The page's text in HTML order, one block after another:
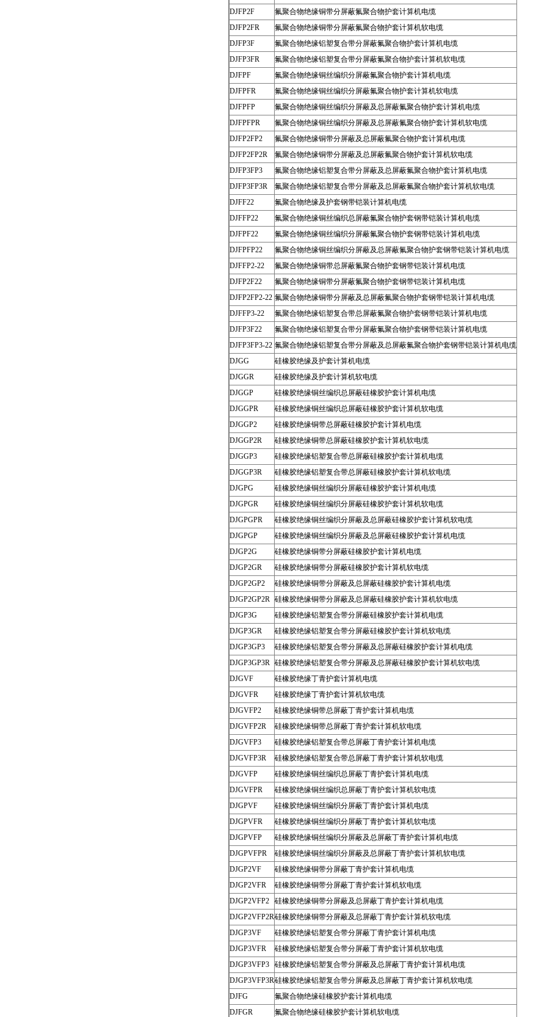
DJFP2F
氟聚合物绝缘铜带分屏蔽氟聚合物护套计算机电缆
DJFP2FR
氟聚合物绝缘铜带分屏蔽氟聚合物护套计算机软电缆
DJFP3F
氟聚合物绝缘铝塑复合带分屏蔽氟聚合物护套计算机电缆
DJFP3FR
氟聚合物绝缘铝塑复合带分屏蔽氟聚合物护套计算机软电缆
DJFPF
氟聚合物绝缘铜丝编织分屏蔽氟聚合物护套计算机电缆
DJFPFR
氟聚合物绝缘铜丝编织分屏蔽氟聚合物护套计算机软电缆
DJFPFP
氟聚合物绝缘铜丝编织分屏蔽及总屏蔽氟聚合物护套计算机电缆
DJFPFPR
氟聚合物绝缘铜丝编织分屏蔽及总屏蔽氟聚合物护套计算机软电缆
DJFP2FP2
氟聚合物绝缘铜带分屏蔽及总屏蔽氟聚合物护套计算机电缆
DJFP2FP2R
氟聚合物绝缘铜带分屏蔽及总屏蔽氟聚合物护套计算机软电缆
DJFP3FP3
氟聚合物绝缘铝塑复合带分屏蔽及总屏蔽氟聚合物护套计算机电缆
DJFP3FP3R
氟聚合物绝缘铝塑复合带分屏蔽及总屏蔽氟聚合物护套计算机软电缆
DJFF22
氟聚合物绝缘及护套钢带铠装计算机电缆
DJFFP22
氟聚合物绝缘铜丝编织总屏蔽氟聚合物护套钢带铠装计算机电缆
DJFPF22
氟聚合物绝缘铜丝编织分屏蔽氟聚合物护套钢带铠装计算机电缆
DJFPFP22
氟聚合物绝缘铜丝编织分屏蔽及总屏蔽氟聚合物护套钢带铠装计算机电缆
DJFFP2-22
氟聚合物绝缘铜带总屏蔽氟聚合物护套钢带铠装计算机电缆
DJFP2F22
氟聚合物绝缘铜带分屏蔽氟聚合物护套钢带铠装计算机电缆
DJFP2FP2-22 氟聚合物绝缘铜带分屏蔽及总屏蔽氟聚合物护套钢带铠装计算机电缆
DJFFP3-22
氟聚合物绝缘铝塑复合带总屏蔽氟聚合物护套钢带铠装计算机电缆
DJFP3F22
氟聚合物绝缘铝塑复合带分屏蔽氟聚合物护套钢带铠装计算机电缆
DJFP3FP3-22 氟聚合物绝缘铝塑复合带分屏蔽及总屏蔽氟聚合物护套钢带铠装计算机电缆
DJGG
硅橡胶绝缘及护套计算机电缆
DJGGR
硅橡胶绝缘及护套计算机软电缆
DJGGP
硅橡胶绝缘铜丝编织总屏蔽硅橡胶护套计算机电缆
DJGGPR
硅橡胶绝缘铜丝编织总屏蔽硅橡胶护套计算机软电缆
DJGGP2
硅橡胶绝缘铜带总屏蔽硅橡胶护套计算机电缆
DJGGP2R
硅橡胶绝缘铜带总屏蔽硅橡胶护套计算机软电缆
DJGGP3
硅橡胶绝缘铝塑复合带总屏蔽硅橡胶护套计算机电缆
DJGGP3R
硅橡胶绝缘铝塑复合带总屏蔽硅橡胶护套计算机软电缆
DJGPG
硅橡胶绝缘铜丝编织分屏蔽硅橡胶护套计算机电缆
DJGPGR
硅橡胶绝缘铜丝编织分屏蔽硅橡胶护套计算机软电缆
DJGPGPR
硅橡胶绝缘铜丝编织分屏蔽及总屏蔽硅橡胶护套计算机软电缆
DJGPGP
硅橡胶绝缘铜丝编织分屏蔽及总屏蔽硅橡胶护套计算机电缆
DJGP2G
硅橡胶绝缘铜带分屏蔽硅橡胶护套计算机电缆
DJGP2GR
硅橡胶绝缘铜带分屏蔽硅橡胶护套计算机软电缆
DJGP2GP2
硅橡胶绝缘铜带分屏蔽及总屏蔽硅橡胶护套计算机电缆
DJGP2GP2R
硅橡胶绝缘铜带分屏蔽及总屏蔽硅橡胶护套计算机软电缆
DJGP3G
硅橡胶绝缘铝塑复合带分屏蔽硅橡胶护套计算机电缆
DJGP3GR
硅橡胶绝缘铝塑复合带分屏蔽硅橡胶护套计算机软电缆
DJGP3GP3
硅橡胶绝缘铝塑复合带分屏蔽及总屏蔽硅橡胶护套计算机电缆
DJGP3GP3R
硅橡胶绝缘铝塑复合带分屏蔽及总屏蔽硅橡胶护套计算机软电缆
DJGVF
硅橡胶绝缘丁青护套计算机电缆
DJGVFR
硅橡胶绝缘丁青护套计算机软电缆
DJGVFP2
硅橡胶绝缘铜带总屏蔽丁青护套计算机电缆
DJGVFP2R
硅橡胶绝缘铜带总屏蔽丁青护套计算机软电缆
DJGVFP3
硅橡胶绝缘铝塑复合带总屏蔽丁青护套计算机电缆
DJGVFP3R
硅橡胶绝缘铝塑复合带总屏蔽丁青护套计算机软电缆
DJGVFP
硅橡胶绝缘铜丝编织总屏蔽丁青护套计算机电缆
DJGVFPR
硅橡胶绝缘铜丝编织总屏蔽丁青护套计算机软电缆
DJGPVF
硅橡胶绝缘铜丝编织分屏蔽丁青护套计算机电缆
DJGPVFR
硅橡胶绝缘铜丝编织分屏蔽丁青护套计算机软电缆
DJGPVFP
硅橡胶绝缘铜丝编织分屏蔽及总屏蔽丁青护套计算机电缆
DJGPVFPR
硅橡胶绝缘铜丝编织分屏蔽及总屏蔽丁青护套计算机软电缆
DJGP2VF
硅橡胶绝缘铜带分屏蔽丁青护套计算机电缆
DJGP2VFR
硅橡胶绝缘铜带分屏蔽丁青护套计算机软电缆
DJGP2VFP2
硅橡胶绝缘铜带分屏蔽及总屏蔽丁青护套计算机电缆
DJGP2VFP2R硅橡胶绝缘铜带分屏蔽及总屏蔽丁青护套计算机软电缆
DJGP3VF
硅橡胶绝缘铝塑复合带分屏蔽丁青护套计算机电缆
DJGP3VFR
硅橡胶绝缘铝塑复合带分屏蔽丁青护套计算机软电缆
DJGP3VFP3
硅橡胶绝缘铝塑复合带分屏蔽及总屏蔽丁青护套计算机电缆
DJGP3VFP3R硅橡胶绝缘铝塑复合带分屏蔽及总屏蔽丁青护套计算机软电缆
DJFG
氟聚合物绝缘硅橡胶护套计算机电缆
DJFGR
氟聚合物绝缘硅橡胶护套计算机软电缆